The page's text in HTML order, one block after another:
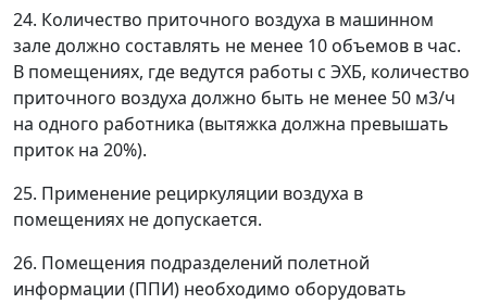
24. Количество приточного воздуха в машинном
зале должно составлять не менее 10 объемов в час.
В помещениях, где ведутся работы с ЭХБ, количество
приточного воздуха должно быть не менее 50 м3/ч
на одного работника (вытяжка должна превышать
приток на 20%).
25. Применение рециркуляции воздуха в
помещениях не допускается.
26. Помещения подразделений полетной
информации (ППИ) необходимо оборудовать